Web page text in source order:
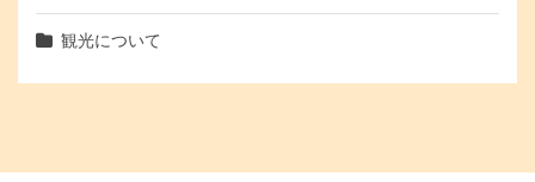
観光について